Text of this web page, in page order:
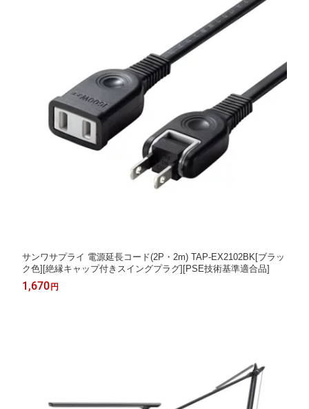
サンワサプライ 電源延長コード(2P・2m) TAP-EX2102BK[ブラッ
ク色][絶縁キャップ付きスイングプラグ][PSE技術基準適合品]
1,670 円